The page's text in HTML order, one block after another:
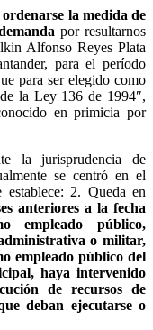
ordenarse la medida de
por resultarnos
Alfonso Reyes Plata
para el período
para ser elegido como
la Ley 136 de 1994″,
en primicia por
la jurisprudencia de
se centró en el
2. Queda en
anteriores a la fecha
empleado público,
o militar,
empleado público del
haya intervenido
de recursos de
deban ejecutarse o